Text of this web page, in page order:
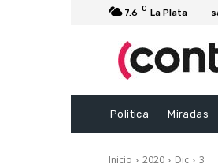
7.6 C La Plata
Politica Miradas
Inicio 2020 Dic 3